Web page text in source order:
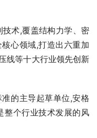
术,覆盖结构力学、密
心领域,打造出六重加
线等十大行业领先创新
的主导起草单位,安格
整个行业技术发展的风